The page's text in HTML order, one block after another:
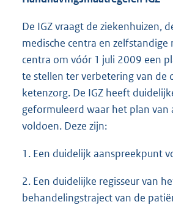
De IGZ vraagt de ziekenhuizen,
medische centra en
centra om vóór 1 juli 2009 een
te stellen ter verbetering van de
ketenzorg. De IGZ heeft
geformuleerd waar het plan van
voldoen. Deze zijn:
1. Een duidelijk aanspreekpunt
2. Een duidelijke regisseur van
behandelingstraject van de